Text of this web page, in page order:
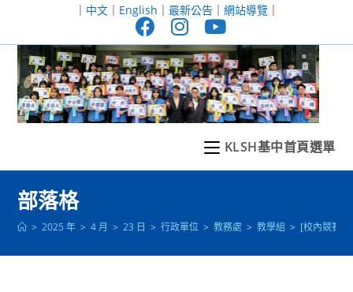
至
｜ 中文｜ English ｜ 最新公告｜ 網站導覽｜
KLSH基中首頁選單
部落格
> 2025 年 > 4 月 > 23 日 > 行政單位 > 教務處 > 教學組 > [校內競賽